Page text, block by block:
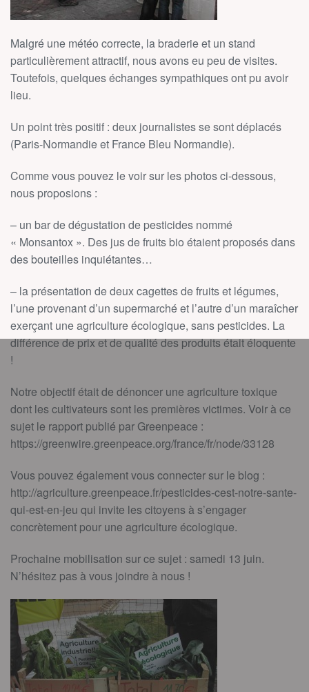
Malgré une météo correcte, la braderie et un stand
particulièrement attractif, nous avons eu peu de visites.
Toutefois, quelques échanges sympathiques ont pu avoir
lieu.
Un point très positif : deux journalistes se sont déplacés
(Paris-Normandie et France Bleu Normandie).
Comme vous pouvez le voir sur les photos ci-dessous,
nous proposions :
– un bar de dégustation de pesticides nommé
« Monsantox ». Des jus de fruits bio étaient proposés dans
des bouteilles inquiétantes…
– la présentation de deux cagettes de fruits et légumes,
l’une provenant d’un supermarché et l’autre d’un maraîcher
exerçant une agriculture écologique, sans pesticides. La
différence de prix et de qualité des produits était éloquente
!
Notre objectif était de dénoncer une agriculture toxique
dont les cultivateurs sont les premières victimes. Voir à ce
sujet le rapport publié par Greenpeace :
https://greenwire.greenpeace.org/france/fr/node/33128
Vous pouvez également vous connecter sur le blog :
http://agriculture.greenpeace.fr/pesticides-cest-notre-sante-
qui-est-en-jeu qui invite les citoyens à s’engager
concrètement pour une agriculture écologique.
Prochaine mobilisation sur ce sujet : samedi 13 juin.
N’hésitez pas à vous joindre à nous !